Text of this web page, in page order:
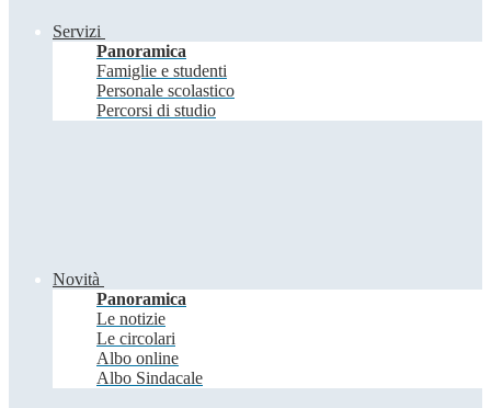
Servizi
Panoramica
Famiglie e studenti
Personale scolastico
Percorsi di studio
Novità
Panoramica
Le notizie
Le circolari
Albo online
Albo Sindacale